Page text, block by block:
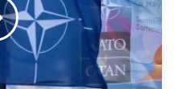
ا
ع
ل
ق